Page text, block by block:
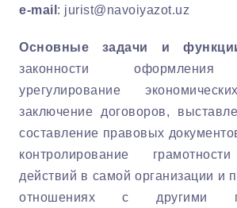
e-mail : jurist@navoiyazot.uz
Основные задачи и
законности оформления
урегулирование
заключение договоров,
составление правовых
контролирование
действий в самой организации и
отношениях с другими